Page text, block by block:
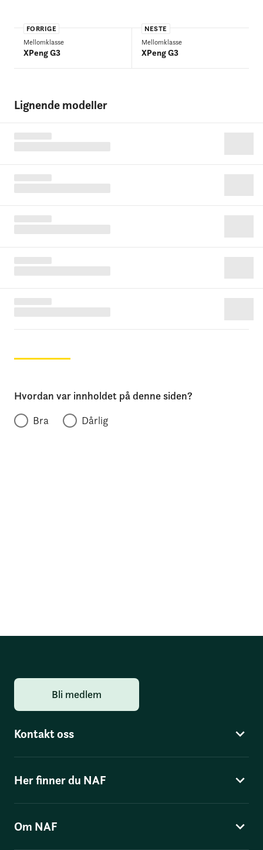
FORRIGE
Mellomklasse
XPeng G3
NESTE
Mellomklasse
XPeng G3
Lignende modeller
Hvordan var innholdet på denne siden?
Bra
Dårlig
Bli medlem
Kontakt oss
Her finner du NAF
Om NAF